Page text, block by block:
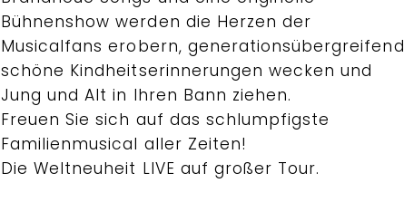
Bühnenshow werden die Herzen der
Musicalfans erobern, generationsübergreifend
schöne Kindheitserinnerungen wecken und
Jung und Alt in Ihren Bann ziehen.
Freuen Sie sich auf das schlumpfigste
Familienmusical aller Zeiten!
Die Weltneuheit LIVE auf großer Tour.